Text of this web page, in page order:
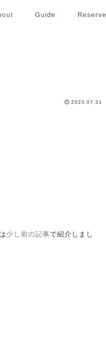
Guide Reserve
2023.07.31
少し前の記事で紹介しまし